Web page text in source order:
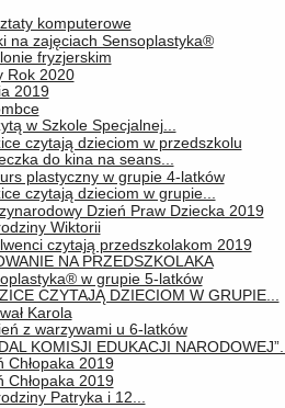
komputerowe
na zajęciach Sensoplastyka®
fryzjerskim
Rok 2020
2019
w Szkole Specjalnej...
czytają dzieciom w przedszkolu
do kina na seans...
plastyczny w grupie 4-latków
czytają dzieciom w grupie...
Dzień Praw Dziecka 2019
Wiktorii
czytają przedszkolakom 2019
NA PRZEDSZKOLAKA
w grupie 5-latków
CZYTAJĄ DZIECIOM W GRUPIE...
Karola
z warzywami u 6-latków
KOMISJI EDUKACJI NARODOWEJ”...
Chłopaka 2019
Chłopaka 2019
Patryka i 12...